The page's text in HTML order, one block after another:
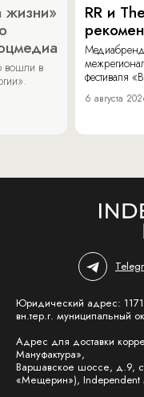
жизни»
вошли в
RR и
фестиваля
6 августа
Юридический адрес:
вн.тер.г. муниципальный
Адрес для доставки
Мануфактура»,
Варшавское шоссе, д.9,
«Мещерин»), Independent